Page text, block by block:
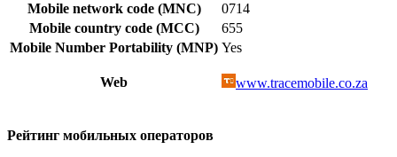
Mobile network code (MNC)
0714
Mobile country code (MCC)
655
Mobile Number Portability (MNP) Yes
Web www.tracemobile.co.za
Рейтинг мобильных операторов